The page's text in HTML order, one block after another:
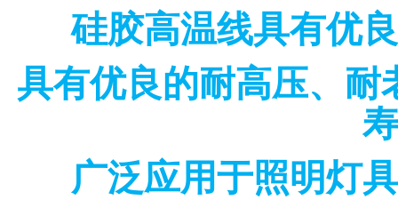
硅胶高温线具有优
具有优良的耐高压、耐
广泛应用于照明灯